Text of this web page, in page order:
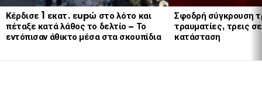
Κέρδισε 1 εκατ. εupώ στο λότο και
πέταξε κατά λάθος το δελτίο – Το
εντόπισαν άθικτο μέσα στα σκουπίδια
Σφοδρή σύγκρουση
τραυματίες, τρεις
κατάσταση